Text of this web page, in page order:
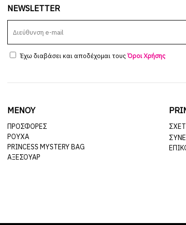
NEWSLETTER
Έχω διαβάσει και αποδέχομαι τουςΌροι Χρήσης
ΜΕΝΟΥ
ΠΡΟΣΦΟΡΕΣ
ΡΟΥΧΑ
PRINCESS MYSTERY BAG
ΑΞΕΣΟΥΑΡ